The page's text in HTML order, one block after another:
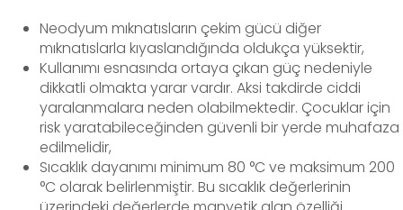
Neodyum mıknatısların çekim gücü diğer
mıknatıslarla kıyaslandığında oldukça yüksektir,
Kullanımı esnasında ortaya çıkan güç nedeniyle
dikkatli olmakta yarar vardır. Aksi takdirde ciddi
yaralanmalara neden olabilmektedir. Çocuklar için
risk yaratabileceğinden güvenli bir yerde muhafaza
edilmelidir,
Sıcaklık dayanımı minimum 80 °C ve maksimum 200
°C olarak belirlenmiştir. Bu sıcaklık değerlerinin